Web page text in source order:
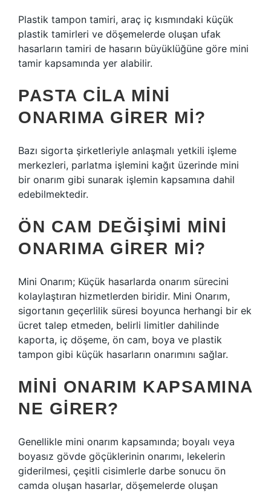
Plastik tampon tamiri, araç iç kısmındaki küçük
plastik tamirleri ve döşemelerde oluşan ufak
hasarların tamiri de hasarın büyüklüğüne göre mini
tamir kapsamında yer alabilir.
PASTA CILA MINI
ONARIMA GIRER MI?
Bazı sigorta şirketleriyle anlaşmalı yetkili işleme
merkezleri, parlatma işlemini kağıt üzerinde mini
bir onarım gibi sunarak işlemin kapsamına dahil
edebilmektedir.
ÖN CAM DEĞIŞIMI MINI
ONARIMA GIRER MI?
Mini Onarım; Küçük hasarlarda onarım sürecini
kolaylaştıran hizmetlerden biridir. Mini Onarım,
sigortanın geçerlilik süresi boyunca herhangi bir ek
ücret talep etmeden, belirli limitler dahilinde
kaporta, iç döşeme, ön cam, boya ve plastik
tampon gibi küçük hasarların onarımını sağlar.
MINI ONARIM KAPSAMINA
NE GIRER?
Genellikle mini onarım kapsamında; boyalı veya
boyasız gövde göçüklerinin onarımı, lekelerin
giderilmesi, çeşitli cisimlerle darbe sonucu ön
camda oluşan hasarlar, döşemelerde oluşan